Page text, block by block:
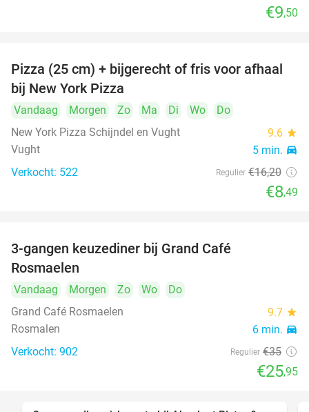
€9,50
48%
Pizza (25 cm) + bijgerecht of fris voor afhaal
bij New York Pizza
Vandaag Morgen Zo Ma Di Wo
Do
New York Pizza Schijndel en Vught
9.6 star
Vught 5 min. directions_car
Verkocht: 522 Regulier €16,20
€8,49
3-gangen keuzediner bij Grand Café
Rosmaelen
Vandaag Morgen Zo Wo
Do
Grand Café Rosmaelen
9.7 star
Rosmalen 6 min. directions_car
Verkocht: 902 Regulier €35
€25,95